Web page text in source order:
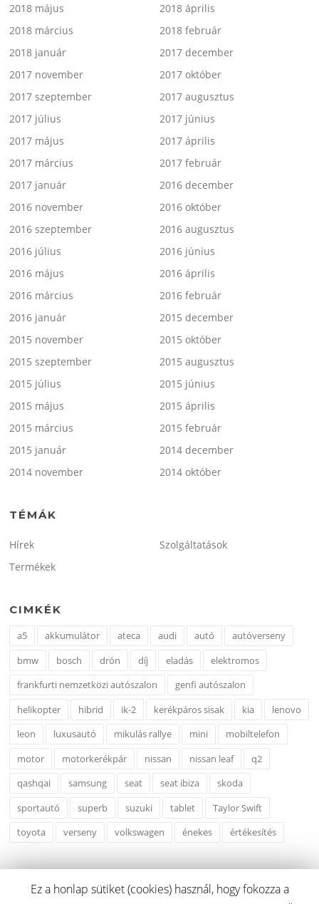
2018 május
2018 április
2018 március
2018 február
2018 január
2017 december
2017 november
2017 október
2017 szeptember
2017 augusztus
2017 július
2017 június
2017 május
2017 április
2017 március
2017 február
2017 január
2016 december
2016 november
2016 október
2016 szeptember
2016 augusztus
2016 július
2016 június
2016 május
2016 április
2016 március
2016 február
2016 január
2015 december
2015 november
2015 október
2015 szeptember
2015 augusztus
2015 július
2015 június
2015 május
2015 április
2015 március
2015 február
2015 január
2014 december
2014 november
2014 október
TÉMÁK
Hírek
Szolgáltatások
Termékek
CIMKÉK
a5 akkumulátor ateca audi autó
autóverseny
bmw
bosch drón díj eladás
elektromos
frankfurti nemzetközi autószalon
genfi autószalon
helikopter
hibrid ik-2 kerékpáros sisak kia
lenovo
leon
luxusautó mikulás rallye mini
mobiltelefon
motor
motorkerékpár nissan nissan leaf
q2
qashqai
samsung seat seat ibiza
skoda
sportautó
superb suzuki tablet
Taylor Swift
toyota
verseny volkswagen énekes értékesítés
Ez a honlap sütiket (cookies) használ, hogy fokozza a